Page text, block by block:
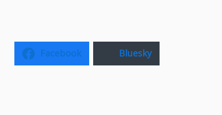
Facebook Bluesky